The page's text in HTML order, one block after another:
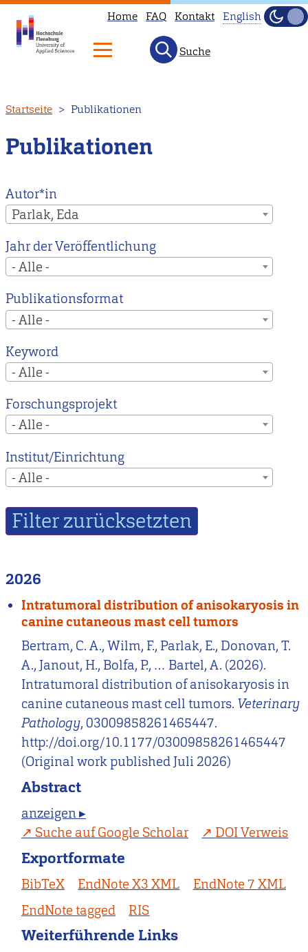
zum
Inhalt
Home FAQ Kontakt
to
our
main
instead.
English
Hell
Suche
Startseite Publikationen
Publikationen
Autor*in
Parlak, Eda
Jahr der Veröffentlichung
- Alle -
Publikationsformat
- Alle -
Keyword
- Alle -
Forschungsprojekt
- Alle -
Institut/Einrichtung
- Alle -
2026
Intratumoral distribution of anisokaryosis in
canine cutaneous mast cell tumors
Bertram, C. A., Wilm, F., Parlak, E., Donovan, T.
A., Janout, H., Bolfa, P., … Bartel, A. (2026).
Intratumoral distribution of anisokaryosis in
canine cutaneous mast cell tumors. Veterinary
Pathology, 03009858261465447.
http://doi.org/10.1177/03009858261465447
(Original work published Juli 2026)
Abstract
anzeigen ▸
Suche auf Google Scholar
DOI Verweis
Exportformate
BibTeX EndNote X3 XML
EndNote 7 XML
EndNote tagged
RIS
Weiterführende Links